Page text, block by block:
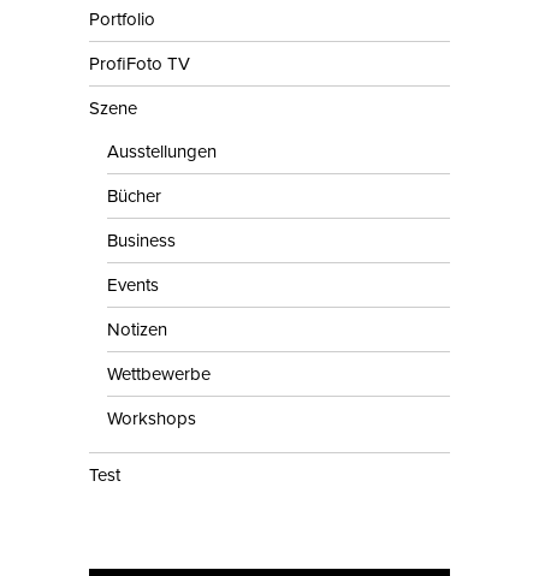
Portfolio
ProfiFoto TV
Szene
Ausstellungen
Bücher
Business
Events
Notizen
Wettbewerbe
Workshops
Test